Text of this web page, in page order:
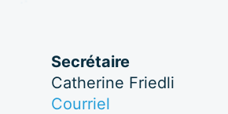
Secrétaire
Catherine Friedli
Courriel